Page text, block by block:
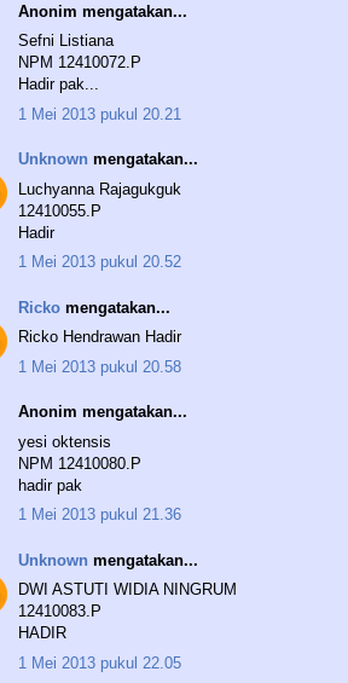
Anonim mengatakan...
Sefni Listiana
NPM 12410072.P
Hadir pak...
1 Mei 2013 pukul 20.21
Unknown mengatakan...
Luchyanna Rajagukguk
12410055.P
Hadir
1 Mei 2013 pukul 20.52
Ricko mengatakan...
Ricko Hendrawan Hadir
1 Mei 2013 pukul 20.58
Anonim mengatakan...
yesi oktensis
NPM 12410080.P
hadir pak
1 Mei 2013 pukul 21.36
Unknown mengatakan...
DWI ASTUTI WIDIA NINGRUM
12410083.P
HADIR
1 Mei 2013 pukul 22.05